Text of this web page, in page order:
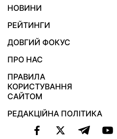
НОВИНИ
РЕЙТИНГИ
ДОВГИЙ ФОКУС
ПРО НАС
ПРАВИЛА
КОРИСТУВАННЯ
САЙТОМ
РЕДАКЦІЙНА ПОЛІТИКА